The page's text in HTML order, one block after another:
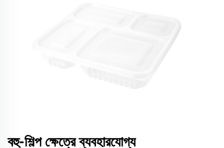
বহু-শিল্প ক্ষেত্রে ব্যবহারযোগ্য